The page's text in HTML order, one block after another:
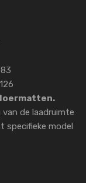
de laadruimte
specifieke model